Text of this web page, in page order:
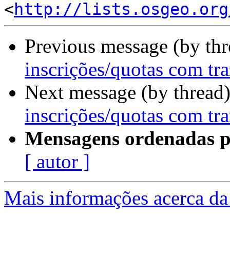
<http://lists.osgeo.org/
Previous message (by
inscrições/quotas com
Next message (by
inscrições/quotas com
Mensagens ordenadas
[ autor ]
Mais informações acerca